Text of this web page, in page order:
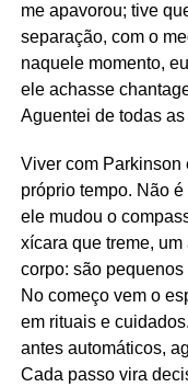
me apavorou; tive
separação, com o
naquele momento,
ele achasse
Aguentei de todas
Viver com Parkinson
próprio tempo. Não
ele mudou o
xícara que treme,
corpo: são
No começo vem o
em rituais e
antes automáticos,
Cada passo vira